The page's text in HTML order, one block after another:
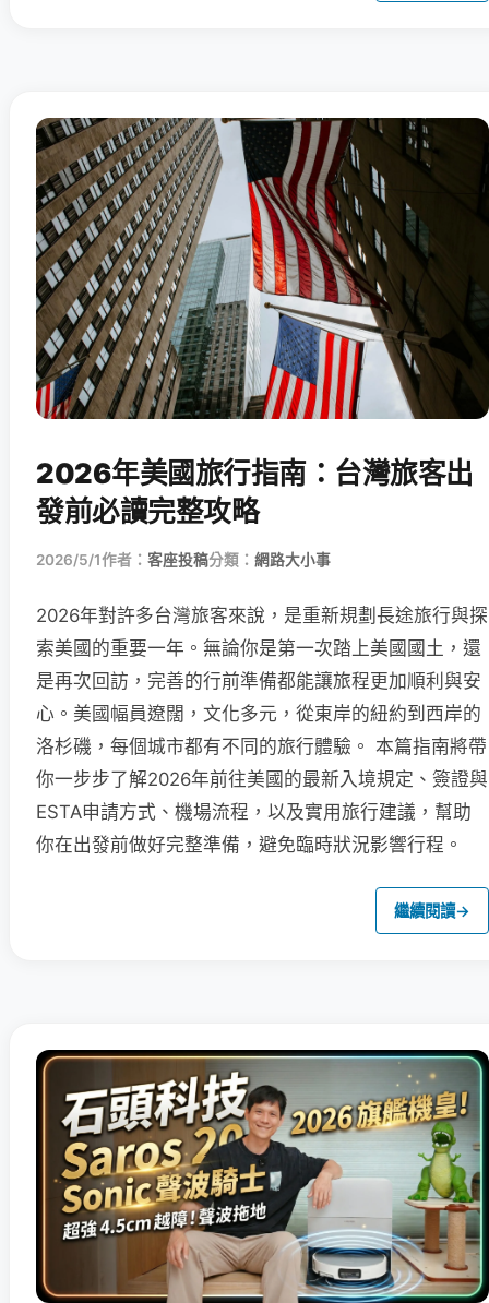
2026年美國旅行指南：台灣旅客出
發前必讀完整攻略
2026/5/1作者： 客座投稿分類： 網路大小事
2026年對許多台灣旅客來說，是重新規劃長途旅行與探
索美國的重要一年。無論你是第一次踏上美國國土，還
是再次回訪，完善的行前準備都能讓旅程更加順利與安
心。美國幅員遼闊，文化多元，從東岸的紐約到西岸的
洛杉磯，每個城市都有不同的旅行體驗。 本篇指南將帶
你一步步了解2026年前往美國的最新入境規定、簽證與
ESTA申請方式、機場流程，以及實用旅行建議，幫助
你在出發前做好完整準備，避免臨時狀況影響行程。
繼續閱讀→